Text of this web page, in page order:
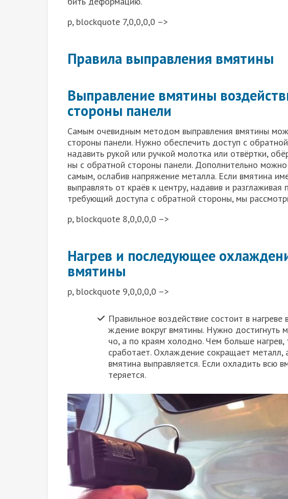
p, blockquote 7,0,0,0,0 –>
Правила выправления вмятины
Выправление вмятины
стороны панели
Самым оче­вид­ным мето­дом выправ­ле­ния вмя­ти­ны
сто­ро­ны пане­ли. Нуж­но обес­пе­чить доступ с
нада­вить рукой или руч­кой молот­ка или отвёрт­ки,
ны с обрат­ной сто­ро­ны пане­ли. Допол­ни­тель­но
самым, осла­бив напря­же­ние метал­ла. Если вмя­ти­на
выправ­лять от кра­ёв к цен­тру, нада­вив и
тре­бу­ю­щий досту­па с обрат­ной сто­ро­ны, мы
p, blockquote 8,0,0,0,0 –>
Нагрев и последующее
вмятины
p, blockquote 9,0,0,0,0 –>
Пра­виль­ное воз­дей­ствие состо­ит в
жде­ние вокруг вмя­ти­ны. Нуж­но достиг­нуть
чо, а по кра­ям холод­но. Чем боль­ше
сра­бо­та­ет. Охла­жде­ние сокра­ща­ет металл,
вмя­ти­на выправ­ля­ет­ся. Если охла­дить всю
теря­ет­ся.